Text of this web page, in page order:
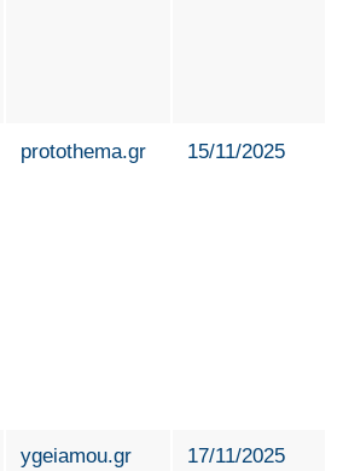
protothema.gr 15/11/2025
ygeiamou.gr 17/11/2025